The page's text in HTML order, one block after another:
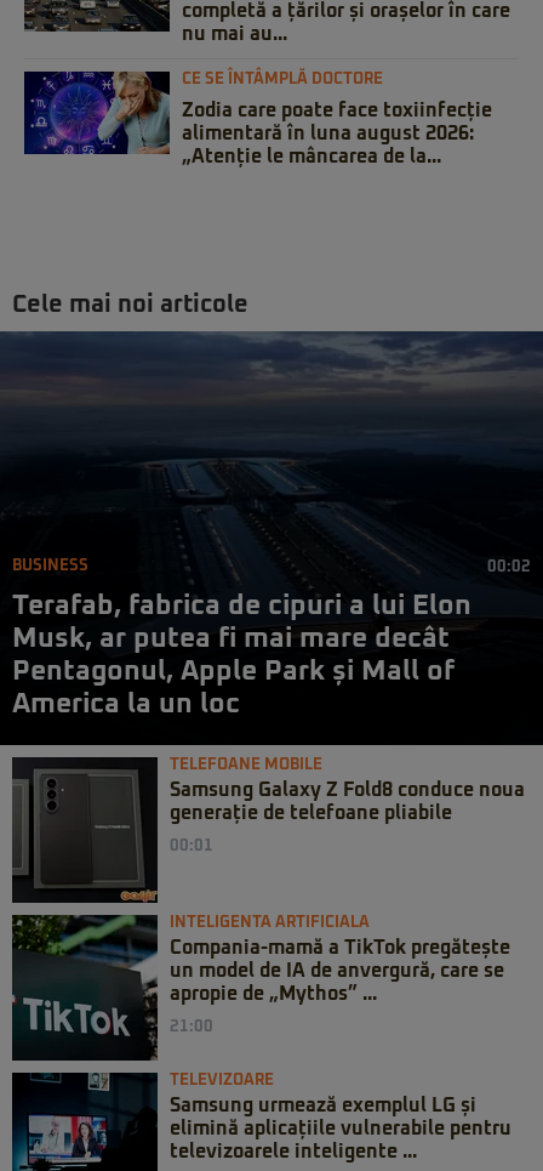
completă a țărilor și orașelor în care
nu mai au...
CE SE ÎNTÂMPLĂ DOCTORE
Zodia care poate face toxiinfecție
alimentară în luna august 2026:
„Atenție le mâncarea de la...
Cele mai noi articole
BUSINESS 00:02
Terafab, fabrica de cipuri a lui Elon
Musk, ar putea fi mai mare decât
Pentagonul, Apple Park și Mall of
America la un loc
TELEFOANE MOBILE
Samsung Galaxy Z Fold8 conduce noua
generație de telefoane pliabile
00:01
INTELIGENTA ARTIFICIALA
Compania-mamă a TikTok pregătește
un model de IA de anvergură, care se
apropie de „Mythos” ...
21:00
TELEVIZOARE
Samsung urmează exemplul LG și
elimină aplicațiile vulnerabile pentru
televizoarele inteligente ...